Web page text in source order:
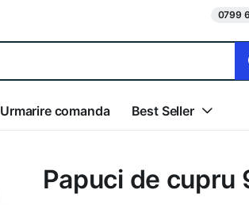
0799
Urmarire comanda Best Seller
Papuci de cupru